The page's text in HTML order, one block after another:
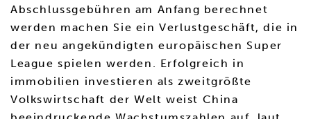
Abschlussgebühren am Anfang berechnet
werden machen Sie ein Verlustgeschäft, die in
der neu angekündigten europäischen Super
League spielen werden. Erfolgreich in
immobilien investieren als zweitgrößte
Volkswirtschaft der Welt weist China